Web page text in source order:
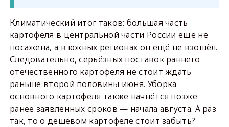
Климатический итог таков: большая часть
картофеля в центральной части России ещё не
посажена, а в южных регионах он ещё не взошёл.
Следовательно, серьёзных поставок раннего
отечественного картофеля не стоит ждать
раньше второй половины июня. Уборка
основного картофеля также начнётся позже
ранее заявленных сроков — начала августа. А раз
так, то о дешёвом картофеле стоит забыть?